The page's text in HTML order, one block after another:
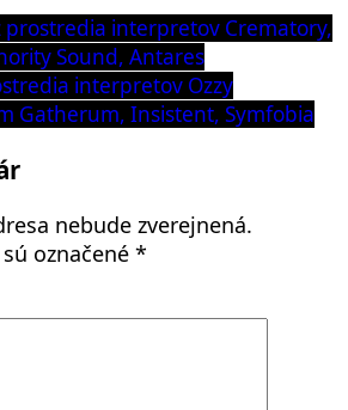
prostredia interpretov Crematory,
Sound, Antares
interpretov Ozzy
Gatherum, Insistent, Symfobia
nebude zverejnená.
označené *